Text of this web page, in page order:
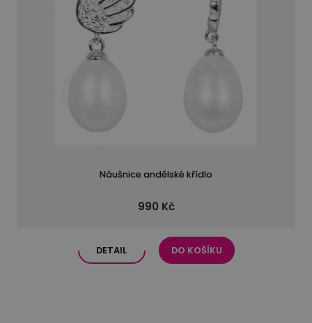
Náušnice andělské křídlo
990 Kč
DETAIL DO KOŠÍKU